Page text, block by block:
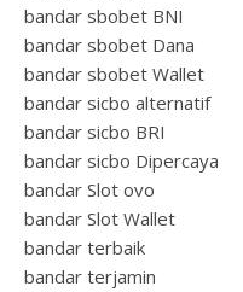
bandar sbobet BNI
bandar sbobet Dana
bandar sbobet Wallet
bandar sicbo alternatif
bandar sicbo BRI
bandar sicbo Dipercaya
bandar Slot ovo
bandar Slot Wallet
bandar terbaik
bandar terjamin